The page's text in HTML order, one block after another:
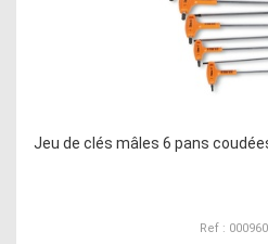
Jeu de clés mâles 6 pans
Ref :